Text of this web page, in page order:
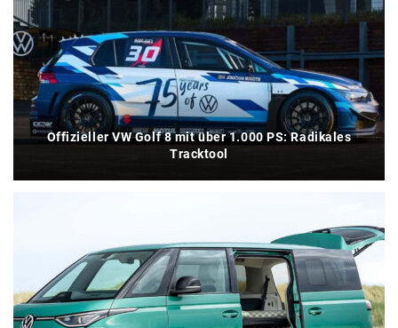
Offizieller VW Golf 8 mit über 1.000 PS: Radikales
Tracktool